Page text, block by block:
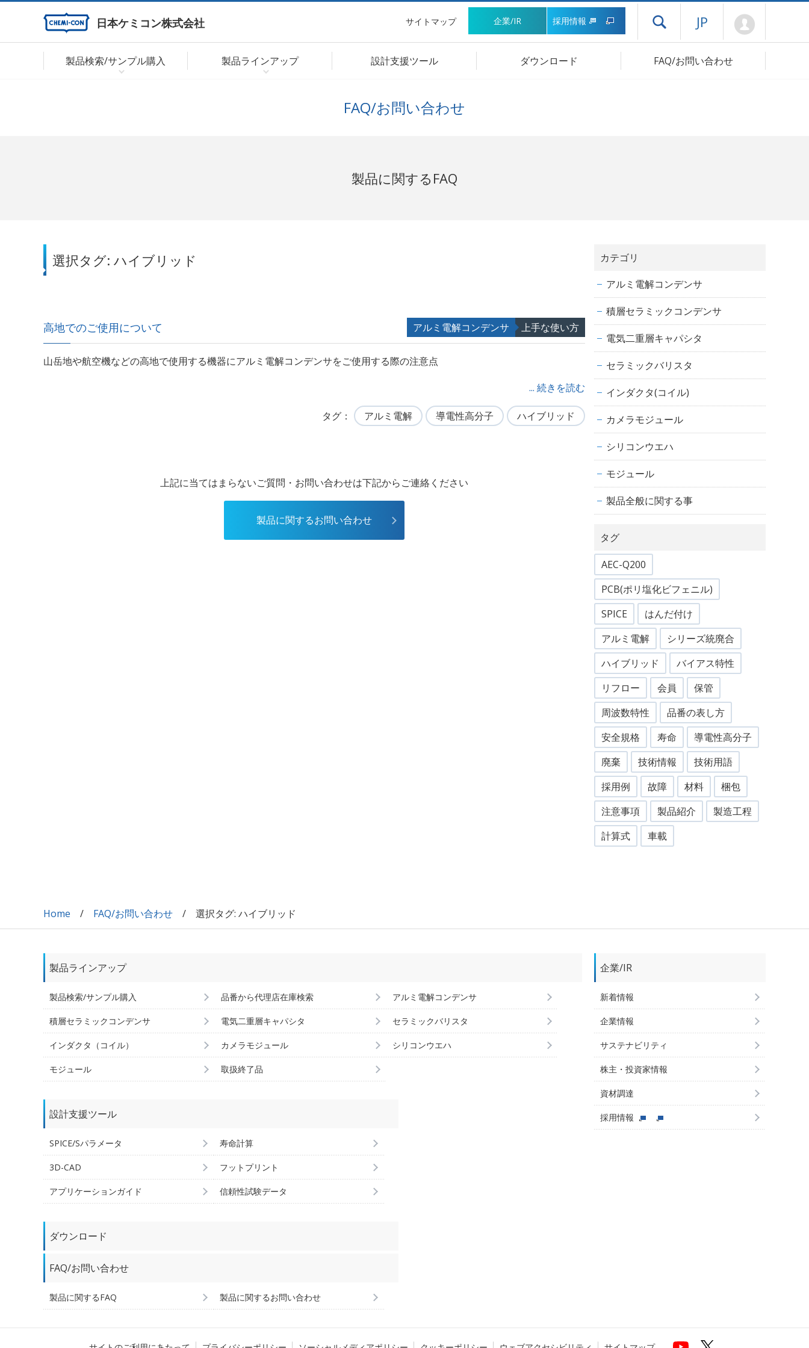
日本ケミコン株式会社 サイトマップ 企業/IR 採用情報 ドロワーメニューを開く
JP
製品検索/サンプル購入 製品ラインアップ 設計支援ツール ダウンロード FAQ/お問い合わせ
FAQ/お問い合わせ
製品に関するFAQ
選択タグ: ハイブリッド
高地でのご使用について アルミ電解コンデンサ 上手な使い方
山岳地や航空機などの高地で使用する機器にアルミ電解コンデンサをご使用する際の注意点
... 続きを読む
タグ アルミ電解 導電性高分子 ハイブリッド
上記に当てはまらないご質問・お問い合わせは下記からご連絡ください
製品に関するお問い合わせ
カテゴリ
アルミ電解コンデンサ
積層セラミックコンデンサ
電気二重層キャパシタ
セラミックバリスタ
インダクタ(コイル)
カメラモジュール
シリコンウエハ
モジュール
製品全般に関する事
タグ
AEC-Q200
PCB(ポリ塩化ビフェニル)
SPICE
はんだ付け
アルミ電解
シリーズ統廃合
ハイブリッド
バイアス特性
リフロー
会員
保管
周波数特性
品番の表し方
安全規格
寿命
導電性高分子
廃棄
技術情報
技術用語
採用例
故障 材料
梱包
注意事項
製品紹介
製造工程
計算式
車載
Home FAQ/お問い合わせ 選択タグ: ハイブリッド
製品ラインアップ
製品検索/サンプル購入 品番から代理店在庫検索 アルミ電解コンデンサ
積層セラミックコンデンサ 電気二重層キャパシタ セラミックバリスタ
インダクタ（コイル） カメラモジュール シリコンウエハ
モジュール 取扱終了品
設計支援ツール
SPICE/Sパラメータ 寿命計算
3D-CAD フットプリント
アプリケーションガイド 信頼性試験データ
ダウンロード
FAQ/お問い合わせ
製品に関するFAQ 製品に関するお問い合わせ
企業/IR
新着情報
企業情報
サステナビリティ
株主・投資家情報
資材調達
採用情報